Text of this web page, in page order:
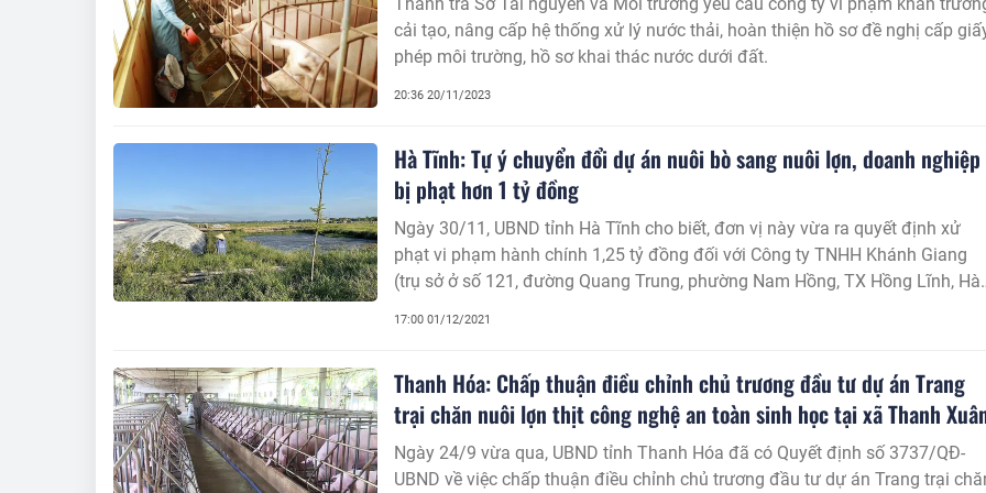
cải tạo, nâng cấp hệ thống xử lý nước thải, hoàn thiện hồ sơ đề nghị cấp
phép môi trường, hồ sơ khai thác nước dưới đất.
20:36 20/11/2023
Hà Tĩnh: Tự ý chuyển đổi dự án nuôi bò sang nuôi lợn, doanh nghiệp
bị phạt hơn 1 tỷ đồng
Ngày 30/11, UBND tỉnh Hà Tĩnh cho biết, đơn vị này vừa ra quyết định xử
phạt vi phạm hành chính 1,25 tỷ đồng đối với Công ty TNHH Khánh Giang
(trụ sở ở số 121, đường Quang Trung, phường Nam Hồng, TX Hồng Lĩnh, Hà
17:00 01/12/2021
Thanh Hóa: Chấp thuận điều chỉnh chủ trương đầu tư dự án Trang
trại chăn nuôi lợn thịt công nghệ an toàn sinh học tại xã Thanh
Ngày 24/9 vừa qua, UBND tỉnh Thanh Hóa đã có Quyết định số 3737/QĐ-
UBND về việc chấp thuận điều chỉnh chủ trương đầu tư dự án Trang trại